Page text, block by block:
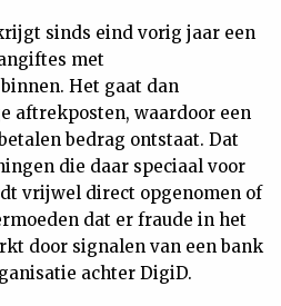
sinds eind vorig jaar een
met
Het gaat dan
aftrekposten, waardoor een
bedrag ontstaat. Dat
die daar speciaal voor
vrijwel direct opgenomen of
dat er fraude in het
door signalen van een bank
achter DigiD.